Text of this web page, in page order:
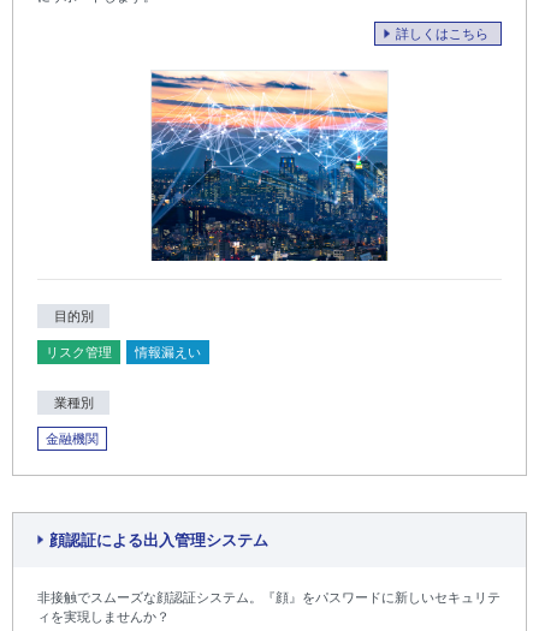
詳しくはこちら
目的別
リスク管理 情報漏えい
業種別
金融機関
顔認証による出入管理システム
非接触でスムーズな顔認証システム。『顔』をパスワードに新しいセキュリテ
ィを実現しませんか？